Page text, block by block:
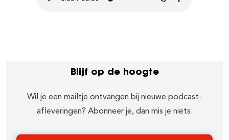
Blijf op de hoogte
Wil je een mailtje ontvangen bij nieuwe podcast-
afleveringen? Abonneer je, dan mis je niets: